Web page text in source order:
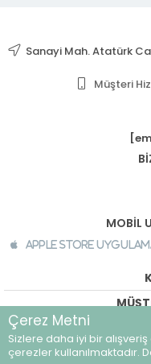
Sanayi Mah. Atatürk
Müşteri
MOBİL
Apple Store
©
Çerez Metni
Sizlere daha iyi bir
çerezler kullanılmaktadır.